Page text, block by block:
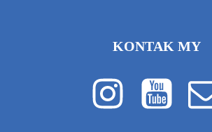
KONTAK MY